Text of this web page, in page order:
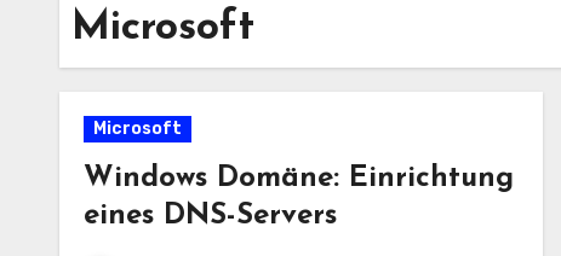
Microsoft
Microsoft
Windows Domäne: Einrichtung
eines DNS-Servers